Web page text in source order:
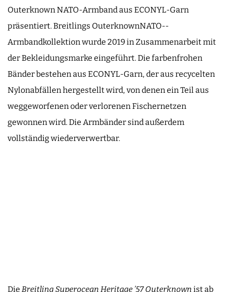
Outerknown NATO-­Armband aus ECONYL-Garn
präsentiert. Breitlings Outerknown­NATO-­
Armbandkollektion wurde 2019 in Zusammenarbeit mit
der Bekleidungsmarke eingeführt. Die farbenfrohen
Bänder bestehen aus ECONYL-Garn, der aus recycelten
Nylonabfällen hergestellt wird, von denen ein Teil aus
weggeworfenen oder verlorenen Fischer­netzen
gewonnen wird. Die Armbänder sind außerdem
vollständig wieder­verwertbar.
Die Breitling Superocean Heritage ’57 Outerknown ist ab